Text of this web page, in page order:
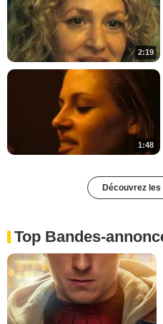
2:19
1:48
Découvrez
Top Bandes-